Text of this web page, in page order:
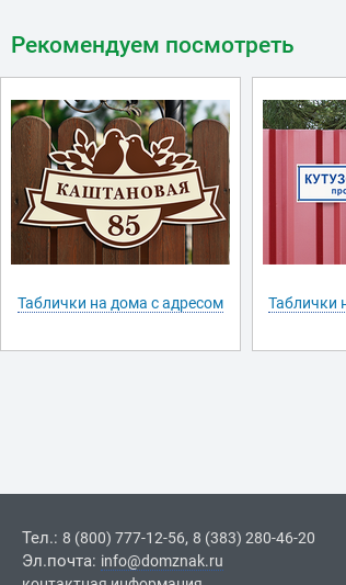
Рекомендуем посмотреть
Таблички на дома с адресом Таблички
Тел.: 8 (800) 777-12-56, 8 (383) 280-46-20
Эл.почта: info@domznak.ru